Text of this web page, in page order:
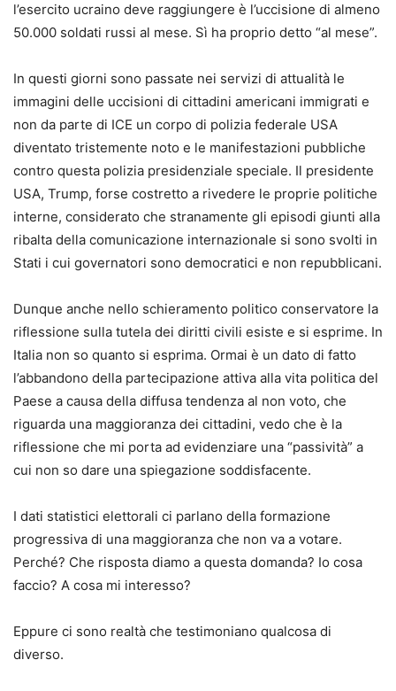
l’esercito ucraino deve raggiungere è l’uccisione di almeno
50.000 soldati russi al mese. Sì ha proprio detto “al mese”.
In questi giorni sono passate nei servizi di attualità le
immagini delle uccisioni di cittadini americani immigrati e
non da parte di ICE un corpo di polizia federale USA
diventato tristemente noto e le manifestazioni pubbliche
contro questa polizia presidenziale speciale. Il presidente
USA, Trump, forse costretto a rivedere le proprie politiche
interne, considerato che stranamente gli episodi giunti alla
ribalta della comunicazione internazionale si sono svolti in
Stati i cui governatori sono democratici e non repubblicani.
Dunque anche nello schieramento politico conservatore la
riflessione sulla tutela dei diritti civili esiste e si esprime. In
Italia non so quanto si esprima. Ormai è un dato di fatto
l’abbandono della partecipazione attiva alla vita politica del
Paese a causa della diffusa tendenza al non voto, che
riguarda una maggioranza dei cittadini, vedo che è la
riflessione che mi porta ad evidenziare una “passività” a
cui non so dare una spiegazione soddisfacente.
I dati statistici elettorali ci parlano della formazione
progressiva di una maggioranza che non va a votare.
Perché? Che risposta diamo a questa domanda? Io cosa
faccio? A cosa mi interesso?
Eppure ci sono realtà che testimoniano qualcosa di
diverso.